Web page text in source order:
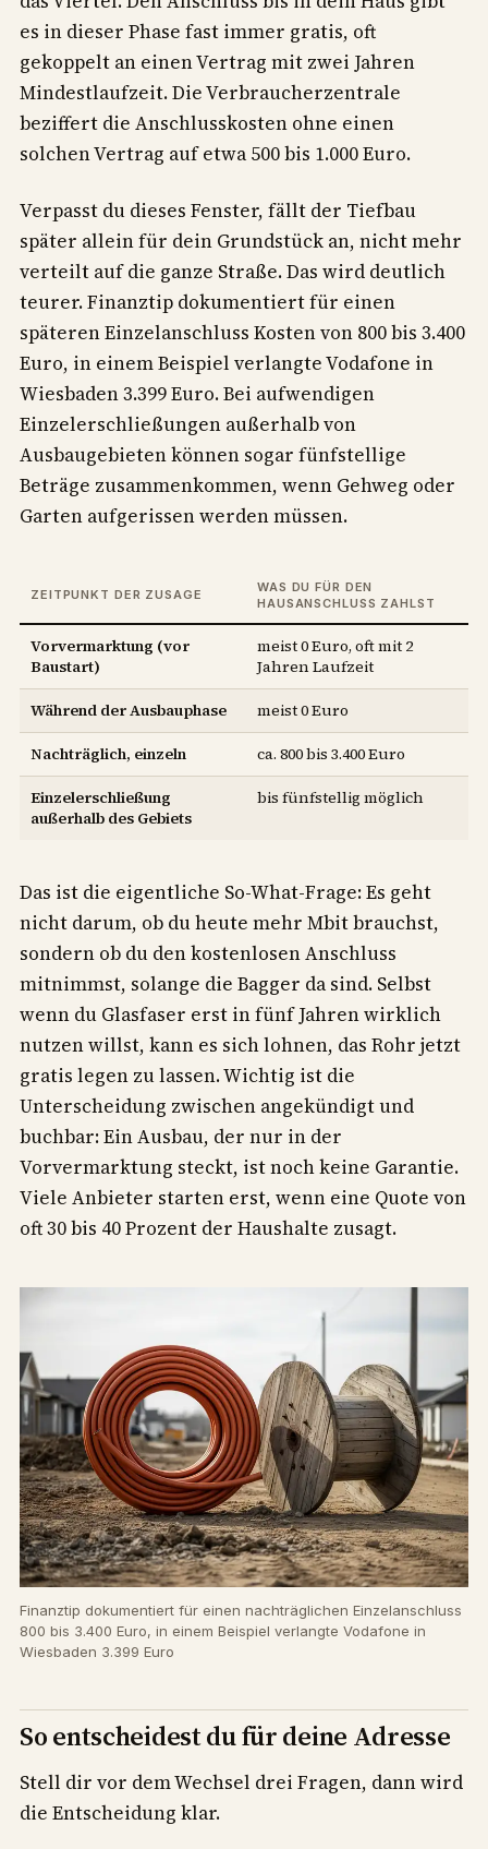
es in dieser Phase fast immer gratis, oft
gekoppelt an einen Vertrag mit zwei Jahren
Mindestlaufzeit. Die Verbraucherzentrale
beziffert die Anschlusskosten ohne einen
solchen Vertrag auf etwa 500 bis 1.000 Euro.
Verpasst du dieses Fenster, fällt der Tiefbau
später allein für dein Grundstück an, nicht mehr
verteilt auf die ganze Straße. Das wird deutlich
teurer. Finanztip dokumentiert für einen
späteren Einzelanschluss Kosten von 800 bis 3.400
Euro, in einem Beispiel verlangte Vodafone in
Wiesbaden 3.399 Euro. Bei aufwendigen
Einzelerschließungen außerhalb von
Ausbaugebieten können sogar fünfstellige
Beträge zusammenkommen, wenn Gehweg oder
Garten aufgerissen werden müssen.
ZEITPUNKT DER ZUSAGE
WAS DU FÜR DEN
HAUSANSCHLUSS ZAHLST
Vorvermarktung (vor
Baustart)
meist 0 Euro, oft mit 2
Jahren Laufzeit
Während der Ausbauphase
meist 0 Euro
Nachträglich, einzeln
ca. 800 bis 3.400 Euro
Einzelerschließung
außerhalb des Gebiets
bis fünfstellig möglich
Das ist die eigentliche So-What-Frage: Es geht
nicht darum, ob du heute mehr Mbit brauchst,
sondern ob du den kostenlosen Anschluss
mitnimmst, solange die Bagger da sind. Selbst
wenn du Glasfaser erst in fünf Jahren wirklich
nutzen willst, kann es sich lohnen, das Rohr jetzt
gratis legen zu lassen. Wichtig ist die
Unterscheidung zwischen angekündigt und
buchbar: Ein Ausbau, der nur in der
Vorvermarktung steckt, ist noch keine Garantie.
Viele Anbieter starten erst, wenn eine Quote von
oft 30 bis 40 Prozent der Haushalte zusagt.
Finanztip dokumentiert für einen nachträglichen Einzelanschluss
800 bis 3.400 Euro, in einem Beispiel verlangte Vodafone in
Wiesbaden 3.399 Euro
So entscheidest du für deine Adresse
Stell dir vor dem Wechsel drei Fragen, dann wird
die Entscheidung klar.